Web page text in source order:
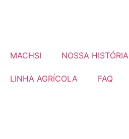
MACHSI NOSSA HISTÓRIA
LINHA AGRÍCOLA FAQ